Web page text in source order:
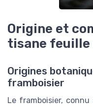
Origine et
tisane
Origines
framboisier
Le framboisier,